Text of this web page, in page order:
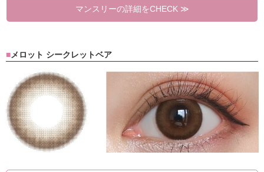
マンスリーの詳細をCHECK ≫
メロット シークレットベア